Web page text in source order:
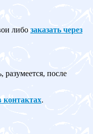
либо заказать через
разумеется, после
контактах.